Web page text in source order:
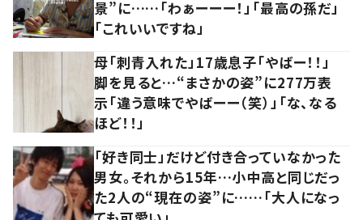
景”に……「わぁーーー！」「最高の孫だ」
「これいいですね」
母「刺青入れた」17歳息子「やばー！！」
脚を見ると…“まさかの姿”に277万表
示「違う意味でやばーー（笑）」「な、なる
ほど！！」
「好き同士」だけど付き合っていなかった
男女。それから15年…小中高と同じだっ
た2人の“現在の姿”に……「大人になっ